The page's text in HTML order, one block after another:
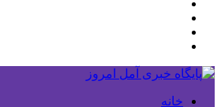
خانه